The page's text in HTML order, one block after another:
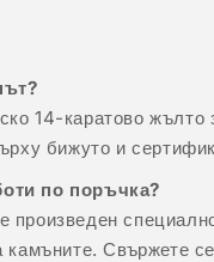
14-каратово жълто
бижуто и
по поръчка?
Свържете